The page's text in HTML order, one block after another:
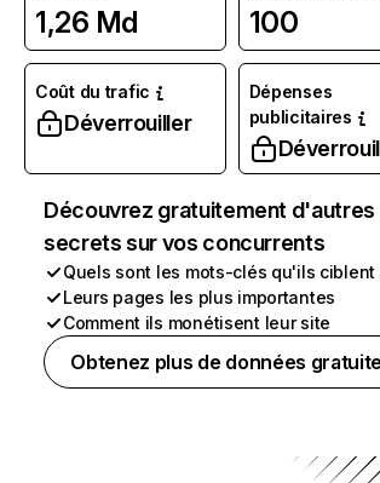
1,26 Md 100
Coût du trafic
Déverrouiller
Dépenses
publicitaires
Découvrez gratuitement d'autres
secrets sur vos concurrents
Quels sont les mots-clés qu'ils ciblent
Leurs pages les plus importantes
Comment ils monétisent leur site
Obtenez plus de données